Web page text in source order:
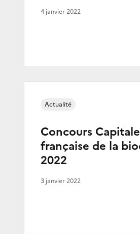
4 janvier 2022
Concours Capitale
française de la
2022
Actualité
3 janvier 2022